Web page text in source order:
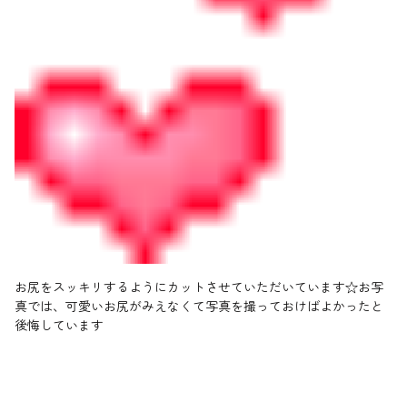
お尻をスッキリするようにカットさせていただいています☆お写
真では、可愛いお尻がみえなくて写真を撮っておけばよかったと
後悔しています